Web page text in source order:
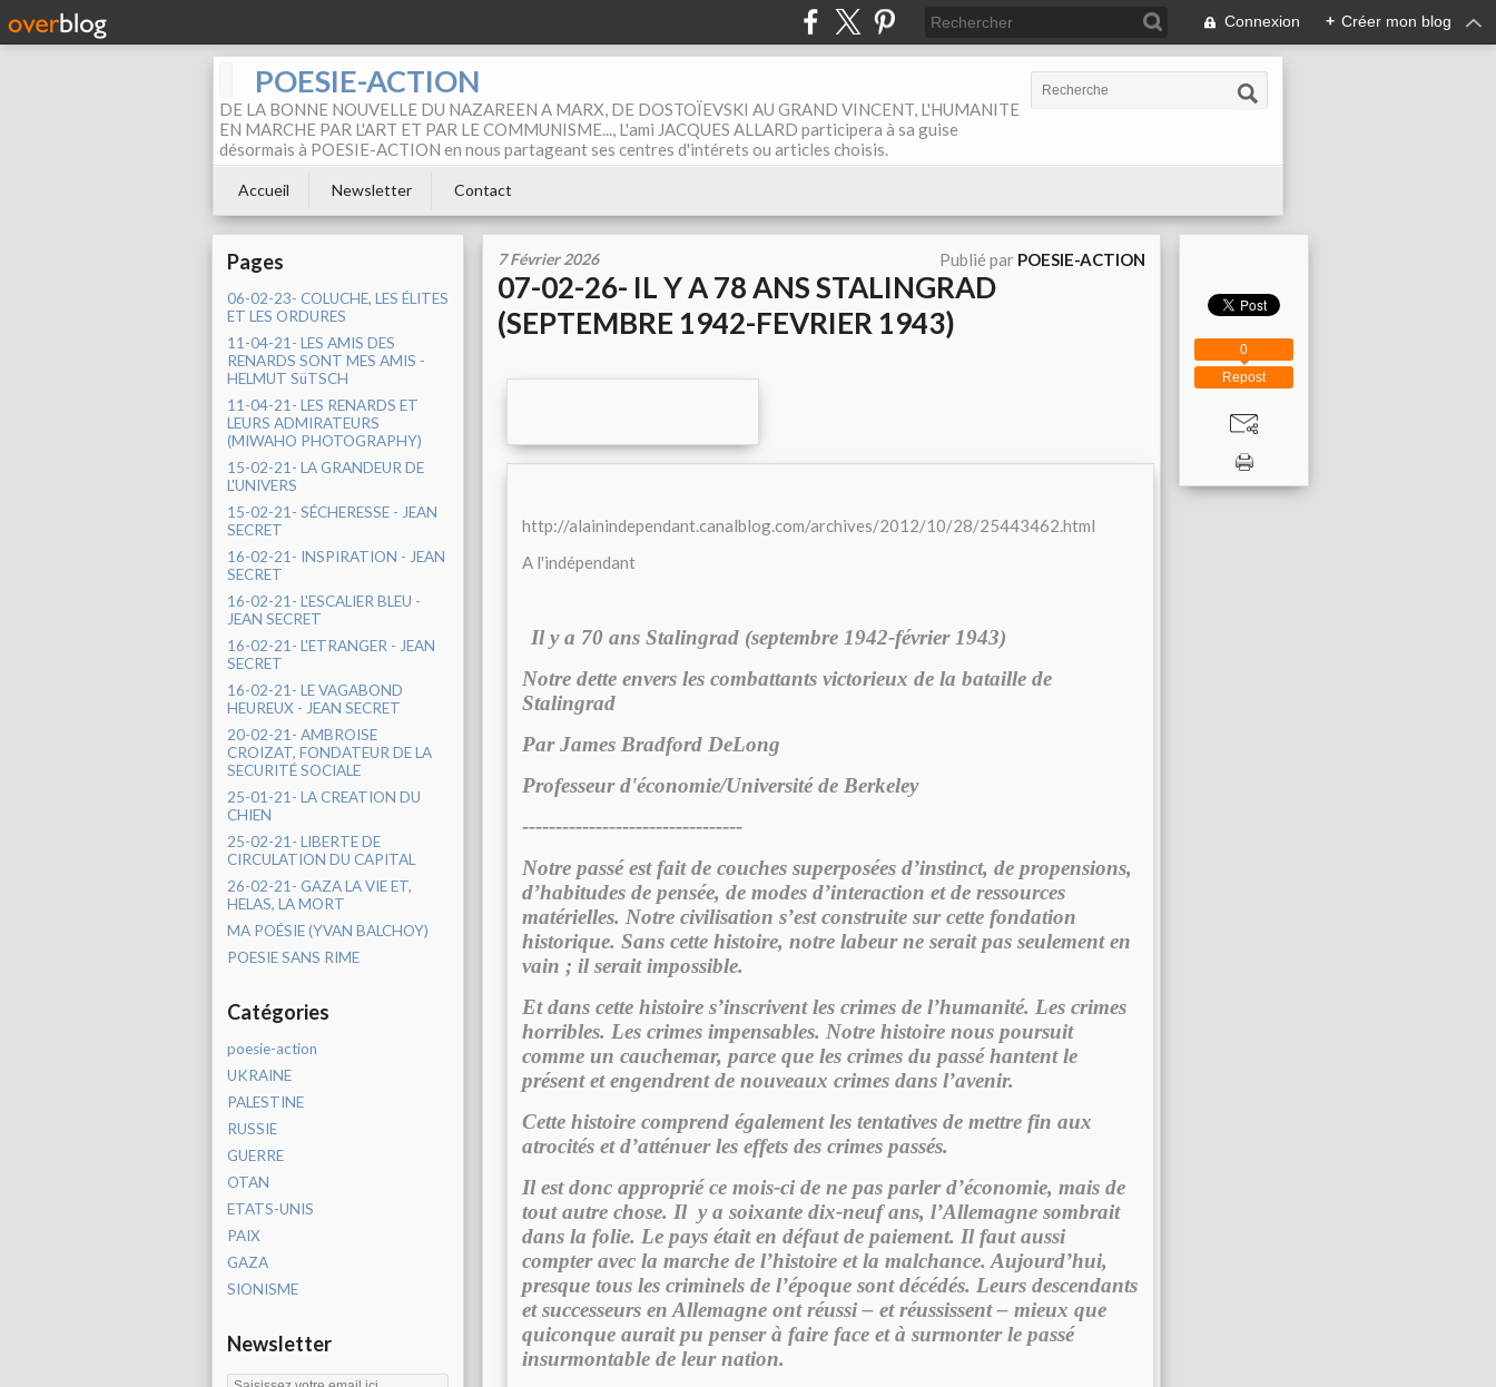
Connexion + Créer mon blog
POESIE-ACTION
DE LA BONNE NOUVELLE DU NAZAREEN A MARX, DE DOSTOÏEVSKI AU GRAND VINCENT, L'HUMANITE
EN MARCHE PAR L'ART ET PAR LE COMMUNISME..., L'ami JACQUES ALLARD participera à sa guise
désormais à POESIE-ACTION en nous partageant ses centres d'intérets ou articles choisis.
Accueil Newsletter Contact
Pages
06-02-23- COLUCHE, LES ÉLITES
ET LES ORDURES
11-04-21- LES AMIS DES
RENARDS SONT MES AMIS -
HELMUT SüTSCH
11-04-21- LES RENARDS ET
LEURS ADMIRATEURS
(MIWAHO PHOTOGRAPHY)
15-02-21- LA GRANDEUR DE
L'UNIVERS
15-02-21- SÉCHERESSE - JEAN
SECRET
16-02-21- INSPIRATION - JEAN
SECRET
16-02-21- L'ESCALIER BLEU -
JEAN SECRET
16-02-21- L'ETRANGER - JEAN
SECRET
16-02-21- LE VAGABOND
HEUREUX - JEAN SECRET
20-02-21- AMBROISE
CROIZAT, FONDATEUR DE LA
SECURITÉ SOCIALE
25-01-21- LA CREATION DU
CHIEN
25-02-21- LIBERTE DE
CIRCULATION DU CAPITAL
26-02-21- GAZA LA VIE ET,
HELAS, LA MORT
MA POÉSIE (YVAN BALCHOY)
POESIE SANS RIME
Catégories
poesie-action
UKRAINE
PALESTINE
RUSSIE
GUERRE
OTAN
ETATS-UNIS
PAIX
GAZA
SIONISME
Newsletter
7 Février 2026 Publié par POESIE-ACTION
07-02-26- IL Y A 78 ANS STALINGRAD
(SEPTEMBRE 1942-FEVRIER 1943)
http://alainindependant.canalblog.com/archives/2012/10/28/25443462.html
A l'indépendant
Il y a 70 ans Stalingrad (septembre 1942-février 1943)
Notre dette envers les combattants victorieux de la bataille de
Stalingrad
Par James Bradford DeLong
Professeur d'économie/Université de Berkeley
---------------------------------
Notre passé est fait de couches superposées d’instinct, de propensions,
d’habitudes de pensée, de modes d’interaction et de ressources
matérielles. Notre civilisation s’est construite sur cette fondation
historique. Sans cette histoire, notre labeur ne serait pas seulement en
vain ; il serait impossible.
Et dans cette histoire s’inscrivent les crimes de l’humanité. Les crimes
horribles. Les crimes impensables. Notre histoire nous poursuit
comme un cauchemar, parce que les crimes du passé hantent le
présent et engendrent de nouveaux crimes dans l’avenir.
Cette histoire comprend également les tentatives de mettre fin aux
atrocités et d’atténuer les effets des crimes passés.
Il est donc approprié ce mois-ci de ne pas parler d’économie, mais de
tout autre chose. Il y a soixante dix-neuf ans, l’Allemagne sombrait
dans la folie. Le pays était en défaut de paiement. Il faut aussi
compter avec la marche de l’histoire et la malchance. Aujourd’hui,
presque tous les criminels de l’époque sont décédés. Leurs descendants
et successeurs en Allemagne ont réussi – et réussissent – mieux que
quiconque aurait pu penser à faire face et à surmonter le passé
insurmontable de leur nation.
Repost
0